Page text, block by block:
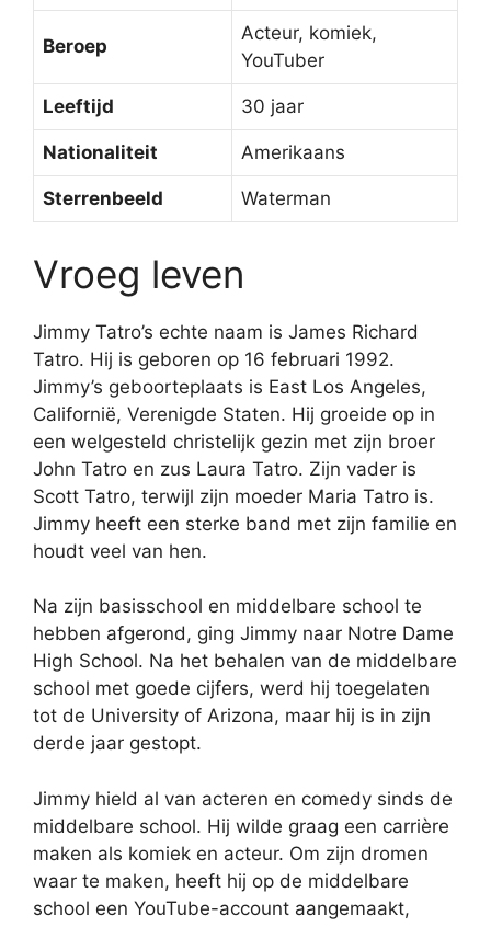
Beroep
Acteur, komiek,
YouTuber
Leeftijd 30 jaar
Nationaliteit Amerikaans
Sterrenbeeld Waterman
Vroeg leven
Jimmy Tatro’s echte naam is James Richard
Tatro. Hij is geboren op 16 februari 1992.
Jimmy’s geboorteplaats is East Los Angeles,
Californië, Verenigde Staten. Hij groeide op in
een welgesteld christelijk gezin met zijn broer
John Tatro en zus Laura Tatro. Zijn vader is
Scott Tatro, terwijl zijn moeder Maria Tatro is.
Jimmy heeft een sterke band met zijn familie en
houdt veel van hen.
Na zijn basisschool en middelbare school te
hebben afgerond, ging Jimmy naar Notre Dame
High School. Na het behalen van de middelbare
school met goede cijfers, werd hij toegelaten
tot de University of Arizona, maar hij is in zijn
derde jaar gestopt.
Jimmy hield al van acteren en comedy sinds de
middelbare school. Hij wilde graag een carrière
maken als komiek en acteur. Om zijn dromen
waar te maken, heeft hij op de middelbare
school een YouTube-account aangemaakt,